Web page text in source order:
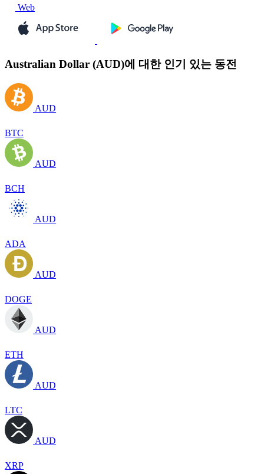
Web
Australian Dollar (AUD)에 대한 인기 있는 동전
AUD
BTC
AUD
BCH
AUD
ADA
AUD
DOGE
AUD
ETH
AUD
LTC
AUD
XRP